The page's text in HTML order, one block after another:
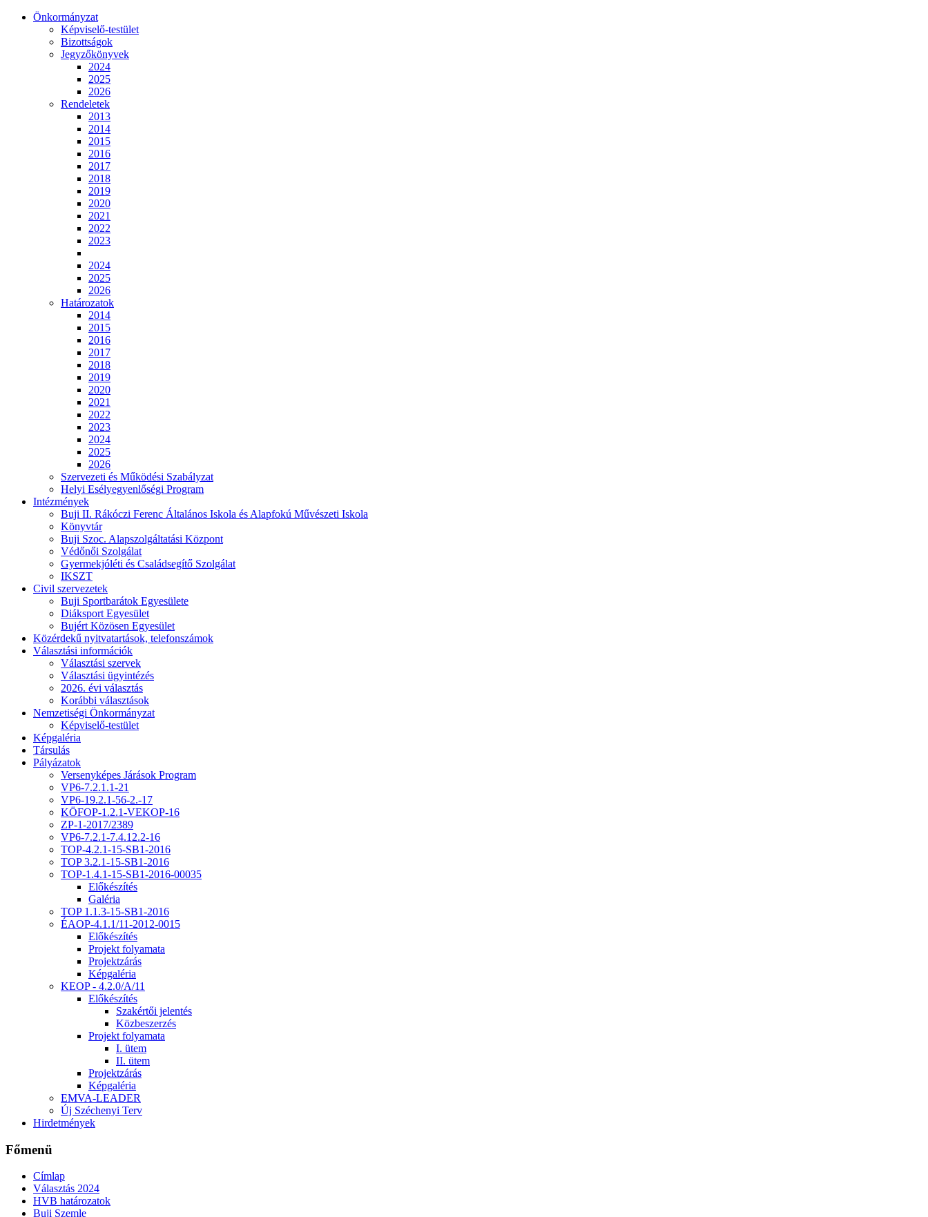
Önkormányzat
Képviselő-testület
Bizottságok
Jegyzőkönyvek
2024
2025
2026
Rendeletek
2013
2014
2015
2016
2017
2018
2019
2020
2021
2022
2023
2024
2025
2026
Határozatok
2014
2015
2016
2017
2018
2019
2020
2021
2022
2023
2024
2025
2026
Szervezeti és Működési Szabályzat
Helyi Esélyegyenlőségi Program
Intézmények
Buji II. Rákóczi Ferenc Általános Iskola és Alapfokú Művészeti Iskola
Könyvtár
Buji Szoc. Alapszolgáltatási Központ
Védőnői Szolgálat
Gyermekjóléti és Családsegítő Szolgálat
IKSZT
Civil szervezetek
Buji Sportbarátok Egyesülete
Diáksport Egyesület
Bujért Közösen Egyesület
Közérdekű nyitvatartások, telefonszámok
Választási információk
Választási szervek
Választási ügyintézés
2026. évi választás
Korábbi választások
Nemzetiségi Önkormányzat
Képviselő-testület
Képgaléria
Társulás
Pályázatok
Versenyképes Járások Program
VP6-7.2.1.1-21
VP6-19.2.1-56-2.-17
KÖFOP-1.2.1-VEKOP-16
ZP-1-2017/2389
VP6-7.2.1-7.4.12.2-16
TOP-4.2.1-15-SB1-2016
TOP 3.2.1-15-SB1-2016
TOP-1.4.1-15-SB1-2016-00035
Előkészítés
Galéria
TOP 1.1.3-15-SB1-2016
ÉAOP-4.1.1/11-2012-0015
Előkészítés
Projekt folyamata
Projektzárás
Képgaléria
KEOP - 4.2.0/A/11
Előkészítés
Szakértői jelentés
Közbeszerzés
Projekt folyamata
I. ütem
II. ütem
Projektzárás
Képgaléria
EMVA-LEADER
Új Széchenyi Terv
Hirdetmények
Főmenü
Címlap
Választás 2024
HVB határozatok
Buji Szemle